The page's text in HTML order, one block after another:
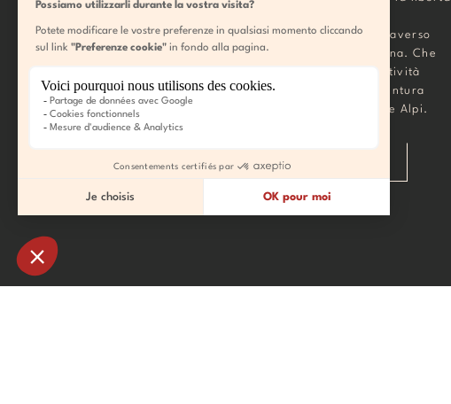
Guidati da istruttori esperti, cavalcate attraverso
foreste silenziose e valli illuminate dalla luna. Che
siate principianti o piloti esperti, questa attività
combina potenza e meraviglia, per un'avventura
indimenticabile nei grandi spazi aperti delle Alpi.
Per prenotazioni:
PER SAPERNE DI PIÙ